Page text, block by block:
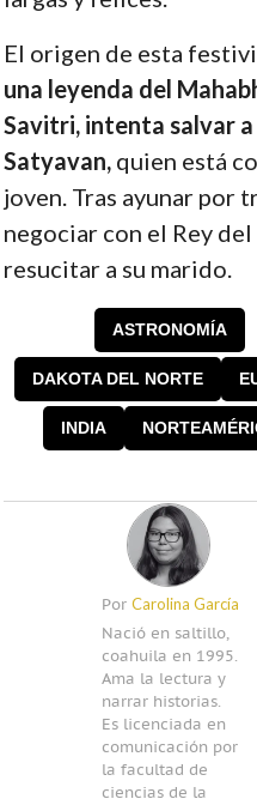
El origen de esta
una leyenda del
Savitri, intenta salvar a
Satyavan,quien está
joven. Tras ayunar por
negociar con el Rey
resucitar a su marido.
ASTRONOMÍA
DAKOTA DEL NORTE
INDIA
Por Carolina García
Nació en saltillo,
coahuila en 1995.
Ama la lectura y
narrar historias.
Es licenciada en
comunicación por
la facultad de
ciencias de la